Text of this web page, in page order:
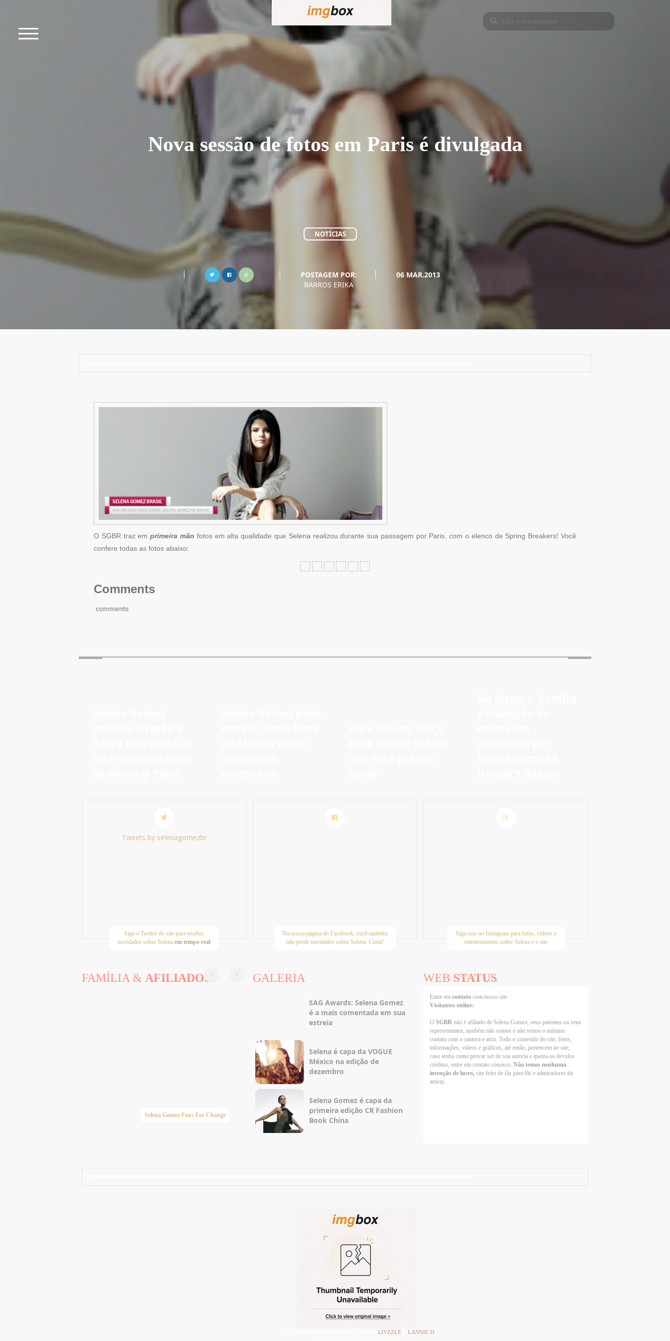
Nova sessão de fotos em Paris é divulgada
NOTÍCIAS
POSTAGEM POR:
BARROS ERIKA
06 MAR.2013
O SGBR traz emprimeira mão fotos em alta qualidade que Selena realizou durante sua passagem por Paris, com o elenco de Spring Breakers! Você
confere todas as fotos abaixo:
Comments
comments
Tweets by selenagomezbr
Siga o Twitter do site para receber
novidades sobre Selenaem tempo real
Na nossa página do Facebook, você também
não perde novidades sobre Selena. Curta!
Siga-nos no Instagram para fotos, vídeos e
entretenimento sobre Selena e o site
FAMÍLIA & AFILIADOS
Selena Gomez Fans For Change Taylor Swift Brasil
GALERIA
SAG Awards: Selena Gomez
é a mais comentada em sua
estreia
Selena é capa da VOGUE
México na edição de
dezembro
Selena Gomez é capa da
primeira edição CR Fashion
Book China
WEB STATUS
Entre emcontatocom nosso site
Visitantes online:
OSGBR não é afiliado de Selena Gomez, seus parentes ou seus
representantes, também não somos e não temos o mínimo
contato com a cantora e atriz. Todo o conteúdo do site, fotos,
informações, vídeos e gráficos, até então, pertencem ao site,
caso tenha como provar ser de sua autoria e queira os devidos
créditos, entre em contato conosco.Não temos nenhuma
intenção de lucro,site feito de fãs para fãs e admiradores da
artista.
CRIAÇÃO E DESENVOLVIMENTO PORLIVZZLE ELANNIE.D